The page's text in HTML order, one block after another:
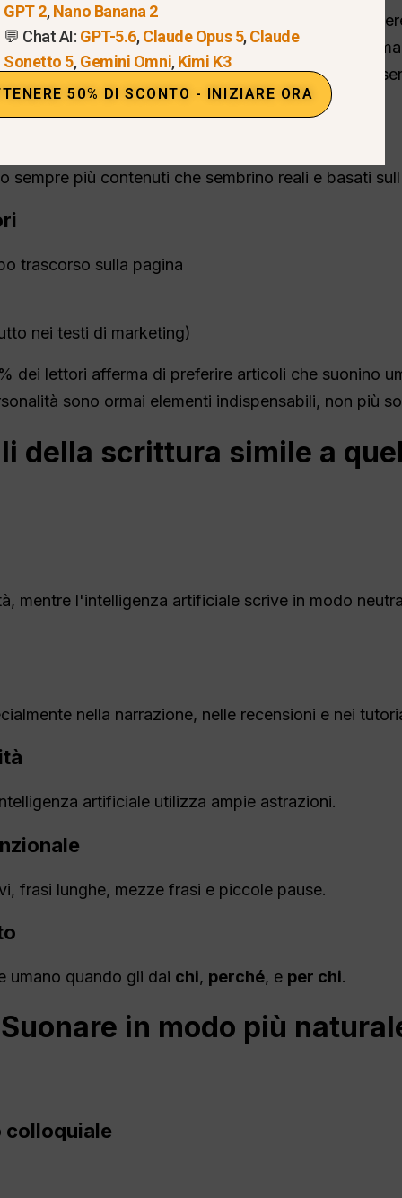
maggior parte delle persone è in grado di
li trovano sgradevoli. Ecco perché gli esperti di
i contenuti per farli sembrare scritti da
Questioni
sempre più contenuti che sembrino reali e basati
trascorso sulla pagina
nei testi di marketing)
dei lettori afferma di preferire articoli che suonino
sono ormai elementi indispensabili, non più
della scrittura simile a
mentre l'intelligenza artificiale scrive in modo
nella narrazione, nelle recensioni e nei
artificiale utilizza ampie astrazioni.
frasi lunghe, mezze frasi e piccole pause.
umano quando gli dai chi, perché, e per chi.
Suonare in modo più
colloquiale
GPT 2,Nano Banana 2
💬 Chat AI: GPT-5.6,Claude Opus 5,Claude
Sonetto 5,Gemini Omni,Kimi K3
50% DI SCONTO - INIZIARE ORA